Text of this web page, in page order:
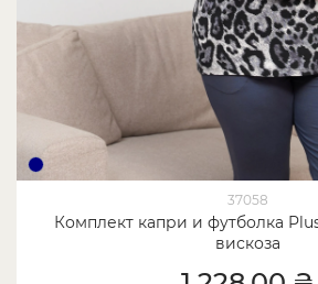
37058
Комплект капри и футболка
вискоза